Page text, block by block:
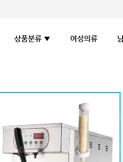
상품분류 ▼ 여성의류